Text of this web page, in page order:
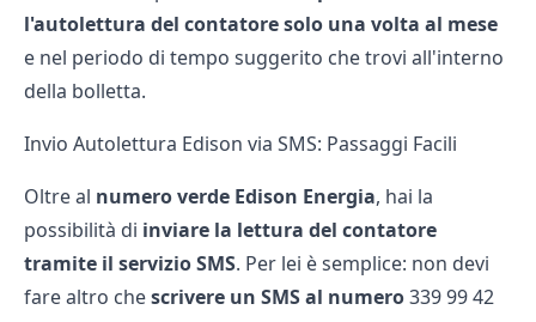
l'autolettura del contatore solo una volta al mese
e nel periodo di tempo suggerito che trovi all'interno
della bolletta.
Invio Autolettura Edison via SMS: Passaggi Facili
Oltre al numero verde Edison Energia, hai la
possibilità di inviare la lettura del contatore
tramite il servizio SMS. Per lei è semplice: non devi
fare altro chescrivere un SMS al numero339 99 42